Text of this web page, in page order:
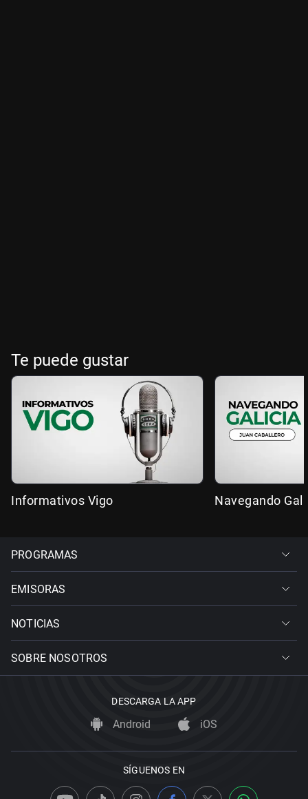
Te puede gustar
Informativos Vigo Navegando
PROGRAMAS
EMISORAS
NOTICIAS
SOBRE NOSOTROS
DESCARGA LA APP
Android iOS
SÍGUENOS EN